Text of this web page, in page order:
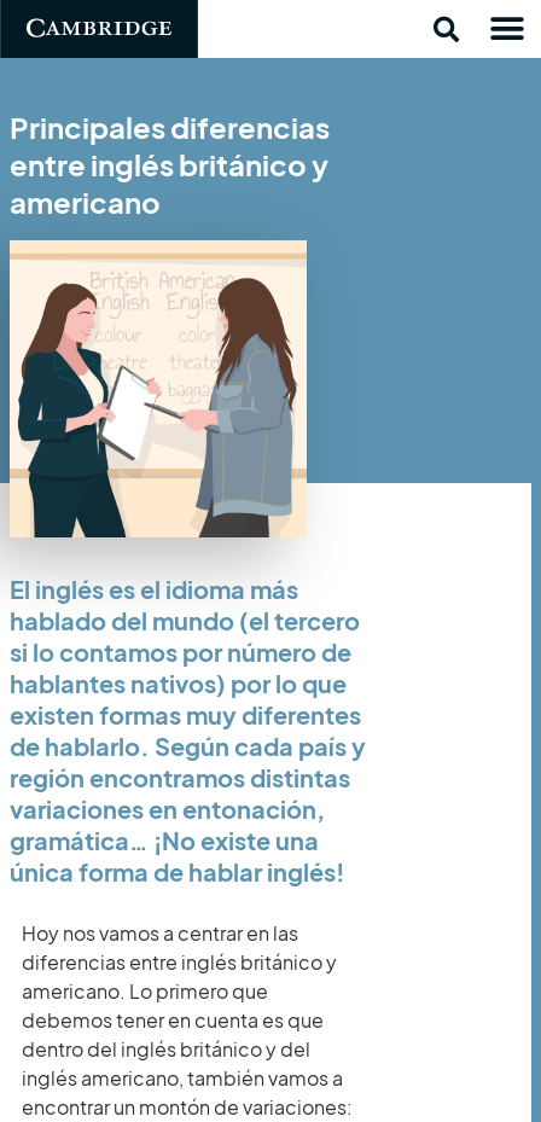
Principales diferencias
entre inglés británico y
americano
El inglés es el idioma más
hablado del mundo (el tercero
si lo contamos por número de
hablantes nativos) por lo que
existen formas muy diferentes
de hablarlo. Según cada país y
región encontramos distintas
variaciones en entonación,
gramática… ¡No existe una
única forma de hablar inglés!
Hoy nos vamos a centrar en las
diferencias entre inglés británico y
americano. Lo primero que
debemos tener en cuenta es que
dentro del inglés británico y del
inglés americano, también vamos a
encontrar un montón de variaciones: